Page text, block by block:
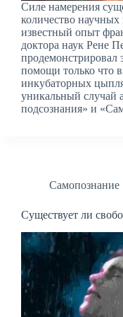
Силе намерения
количество
известный опыт
доктора наук Рене
помощи только что
инкубаторных
уникальный случай
подсознания» и
Самопознание
Существует ли